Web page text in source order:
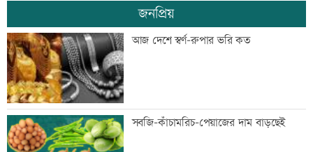
জিয়াউর রহমান দেশে প্রথম সবুজ বিপ্লবের
ডাক দিয়েছিলেন: পরিবেশমন্ত্রী
প্রথম শ্রেণিতে ভর্তি লটারিতে
জনপ্রিয়
আজ দেশে স্বর্ণ-রুপার ভরি কত
সবজি-কাঁচামরিচ-পেয়াজের দাম বাড়ছেই